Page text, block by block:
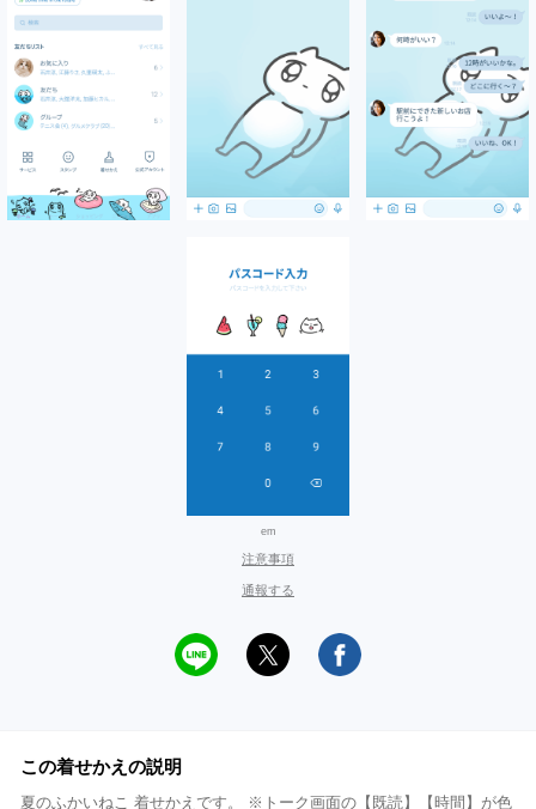
em
注意事項
通報する
この着せかえの説明
夏のふかいねこ 着せかえです。 ※トーク画面の【既読】【時間】が色